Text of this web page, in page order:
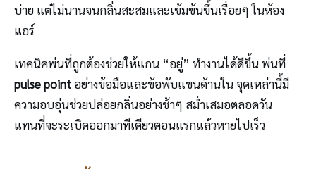
บ่าย แต่ไม่นานจนกลิ่นสะสมและเข้มข้นขึ้นเรื่อยๆ ในห้อง
แอร์
เทคนิคพ่นที่ถูกต้องช่วยให้แกน “อยู่” ทำงานได้ดีขึ้น พ่นที่
pulse point อย่างข้อมือและข้อพับแขนด้านใน จุดเหล่านี้มี
ความอบอุ่นช่วยปล่อยกลิ่นอย่างช้าๆ สม่ำเสมอตลอดวัน
แทนที่จะระเบิดออกมาทีเดียวตอนแรกแล้วหายไปเร็ว